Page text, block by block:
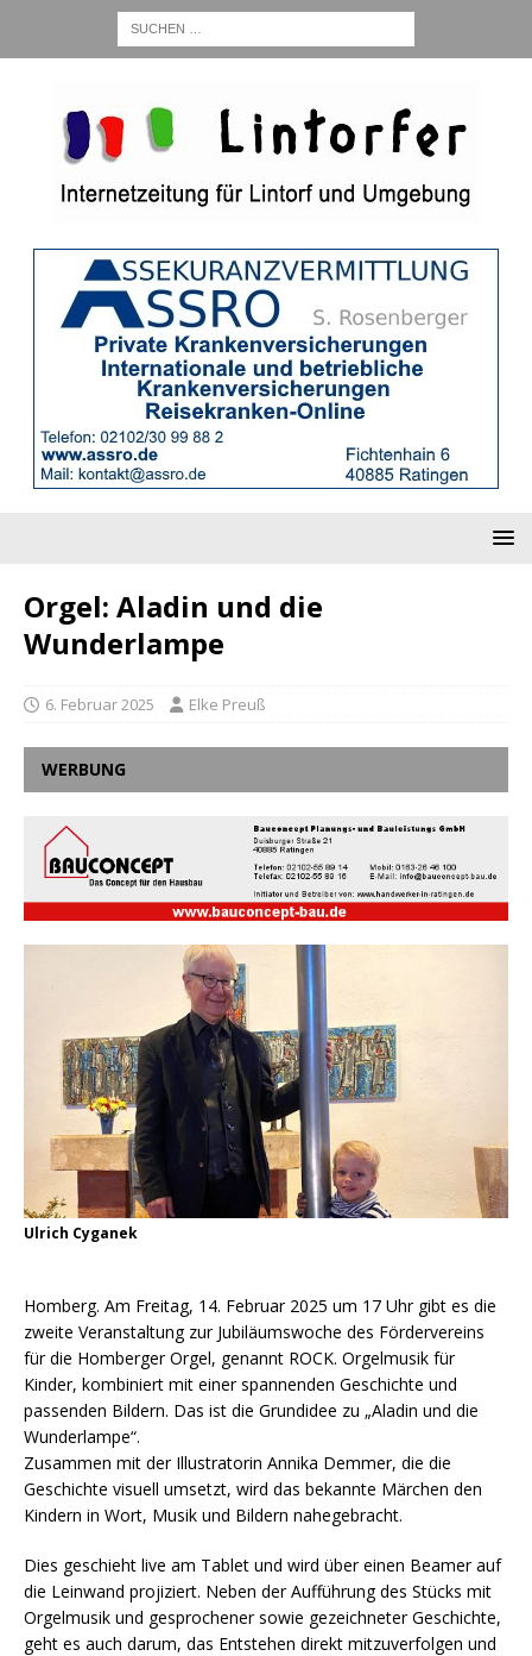
Orgel: Aladin und die
Wunderlampe
6. Februar 2025 Elke Preuß
WERBUNG
Ulrich Cyganek
Homberg. Am Freitag, 14. Februar 2025 um 17 Uhr gibt es die
zweite Veranstaltung zur Jubiläumswoche des Fördervereins
für die Homberger Orgel, genannt ROCK. Orgelmusik für
Kinder, kombiniert mit einer spannenden Geschichte und
passenden Bildern. Das ist die Grundidee zu „Aladin und die
Wunderlampe“.
Zusammen mit der Illustratorin Annika Demmer, die die
Geschichte visuell umsetzt, wird das bekannte Märchen den
Kindern in Wort, Musik und Bildern nahegebracht.
Dies geschieht live am Tablet und wird über einen Beamer auf
die Leinwand projiziert. Neben der Aufführung des Stücks mit
Orgelmusik und gesprochener sowie gezeichneter Geschichte,
geht es auch darum, das Entstehen direkt mitzuverfolgen und